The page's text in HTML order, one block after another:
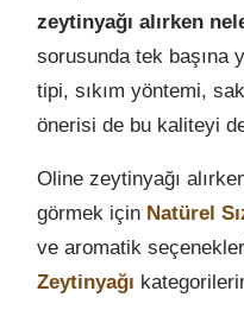
zeytinyağı alırken
sorusunda tek başına
tipi, sıkım yöntemi,
önerisi de bu kaliteyi
Oline zeytinyağı
görmek için Natürel
ve aromatik
Zeytinyağı